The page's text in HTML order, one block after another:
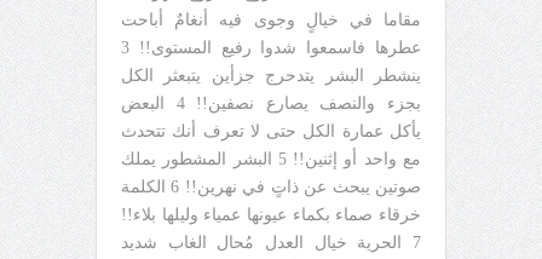
مقاما في خيالٍ وجوى فيه أنغامٌ أباحت
عطرها فاسمعوا شدوا رفيع المستوى!! 3
ينشطر البشر يتدحرج جزأين يتبعثر الكل
بجزء والنصف يصارع نصفين!! 4 البعض
يأكل عمارة الكل حتى لا تعرف أنك تتحدث
مع واحد أو إثنين!! 5 البشر المشطور يملك
صوتين يبحث عن ذاتٍ في نهرين!! 6 الكلمة
خرقاء صماء بكماء عيونها عمياء وليلها بلاء!!
7 الحرية خيال العدل مُحال الغاب شديد